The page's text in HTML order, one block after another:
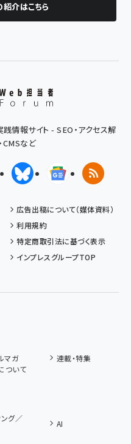
介はこちら
情報サイト - SEO・アクセス解
CMSなど
X(エックス)BlueskyGoogleニュ
RSS
広告出稿について（媒体資料）
利用規約
特定商取引法に基づく表示
インプレスグループTOP
マガ
連載・特集
ついて
グ／
AI